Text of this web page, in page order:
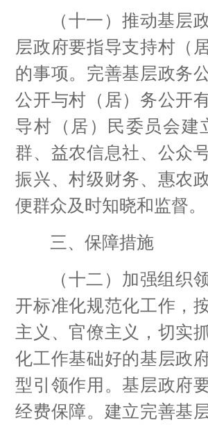
（十一）推动基层政
层政府要指导支持村（
的事项。完善基层政务
公开与村（居）务公开
导村（居）民委员会建
群、益农信息社、公众
振兴、村级财务、惠农
便群众及时知晓和监督。
三、保障措施
（十二）加强组织领
开标准化规范化工作，
主义、官僚主义，切实
化工作基础好的基层政
型引领作用。基层政府
经费保障。建立完善基